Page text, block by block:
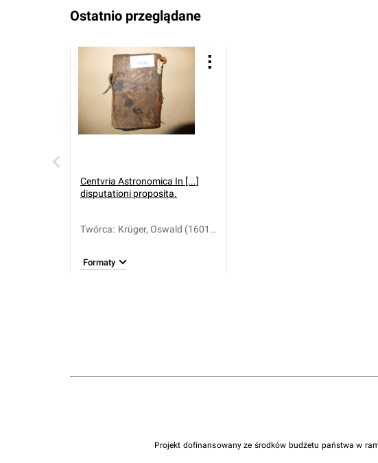
Ostatnio przeglądane
Centvria Astronomica In [...]
disputationi proposita.
Twórca: Krüger, Oswald (1601-
Formaty
Projekt dofinansowany ze środków budżetu państwa w